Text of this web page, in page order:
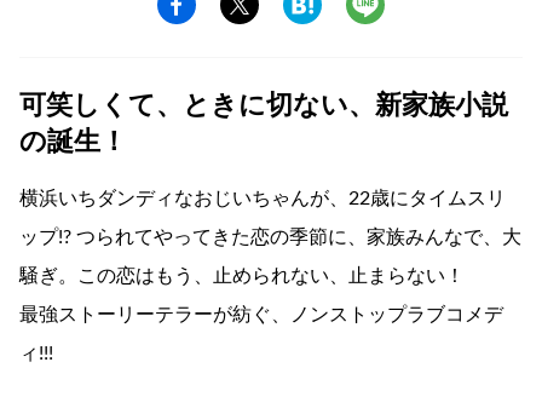
可笑しくて、ときに切ない、新家族小説
の誕生！
横浜いちダンディなおじいちゃんが、22歳にタイムスリ
ップ!? つられてやってきた恋の季節に、家族みんなで、大
騒ぎ。この恋はもう、止められない、止まらない！
最強ストーリーテラーが紡ぐ、ノンストップラブコメデ
ィ!!!